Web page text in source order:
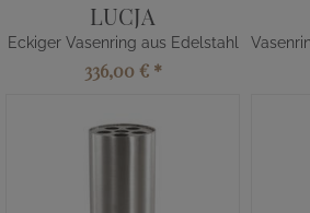
LUCJA
Eckiger Vasenring aus Edelstahl
336,00 € *